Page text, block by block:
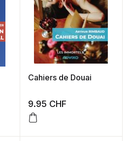
Cahiers de Douai
9.95 CHF